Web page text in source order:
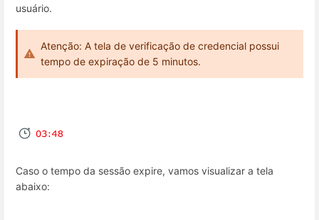
usuário.
Atenção: A tela de verificação de credencial possui
tempo de expiração de 5 minutos.
Caso o tempo da sessão expire, vamos visualizar a tela
abaixo: